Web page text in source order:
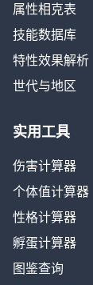
属性相克表
技能数据库
特性效果解析
世代与地区
实用工具
伤害计算器
个体值计算器
性格计算器
孵蛋计算器
图鉴查询